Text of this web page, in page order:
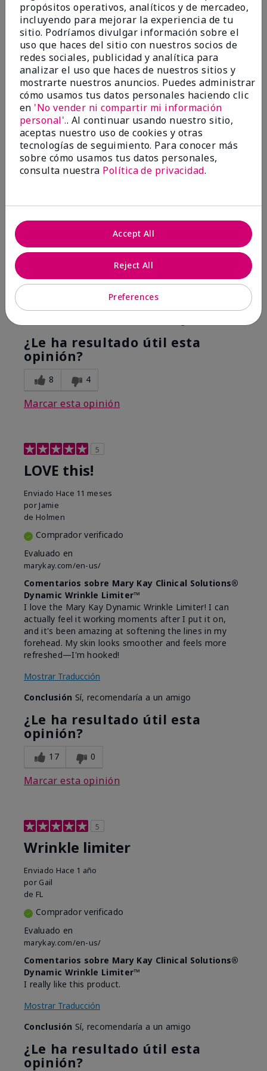
¿Le ha resultado útil esta
opinión?
22 1
Marcar esta opinión
5
Awesome
EnviadoHace 10 meses
porJudy
Comprador verificado
Evaluado en
Comentarios sobre Mary Kay Clinical Solutions®
Dynamic Wrinkle Limiter™
Hope it helps
¿Le ha resultado útil esta
opinión?
8 4
Marcar esta opinión
5
LOVE this!
Enviado Hace 11 meses
por Jamie
de Holmen
Comprador verificado
Evaluado en
marykay.com/en-us/
Comentarios sobre Mary Kay Clinical Solutions®
Dynamic Wrinkle Limiter™
I love the Mary Kay Dynamic Wrinkle Limiter! I can
actually feel it working moments after I put it on,
and it's been amazing at softening the lines in my
forehead. My skin looks smoother and feels more
refreshed—I'm hooked!
Mostrar Traducción
Conclusión Sí, recomendaría a un amigo
¿Le ha resultado útil esta
opinión?
17 0
Marcar esta opinión
5
Wrinkle limiter
Enviado Hace 1 año
por Gail
de FL
Comprador verificado
Evaluado en
marykay.com/en-us/
Comentarios sobre Mary Kay Clinical Solutions®
Dynamic Wrinkle Limiter™
I really like this product.
Mostrar Traducción
Conclusión Sí, recomendaría a un amigo
¿Le ha resultado útil esta
opinión?
propósitos operativos, analíticos y de mercadeo,
incluyendo para mejorar la experiencia de tu
sitio. Podríamos divulgar información sobre el
uso que haces del sitio con nuestros socios de
redes sociales, publicidad y analítica para
analizar el uso que haces de nuestros sitios y
mostrarte nuestros anuncios. Puedes administrar
cómo usamos tus datos personales haciendo clic
en 'No vender ni compartir mi información
personal'.. Al continuar usando nuestro sitio,
aceptas nuestro uso de cookies y otras
tecnologías de seguimiento. Para conocer más
sobre cómo usamos tus datos personales,
consulta nuestra Política de privacidad.
Preferences
Reject All
Accept All